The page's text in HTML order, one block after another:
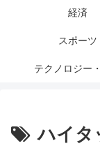
経済
スポーツ
テクノロジー
ハイタ